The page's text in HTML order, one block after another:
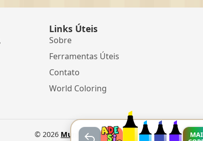
Links Úteis
Sobre
Ferramentas Úteis
Contato
World Coloring
© 2026 Mundo dos Jogos • Jogos Online e